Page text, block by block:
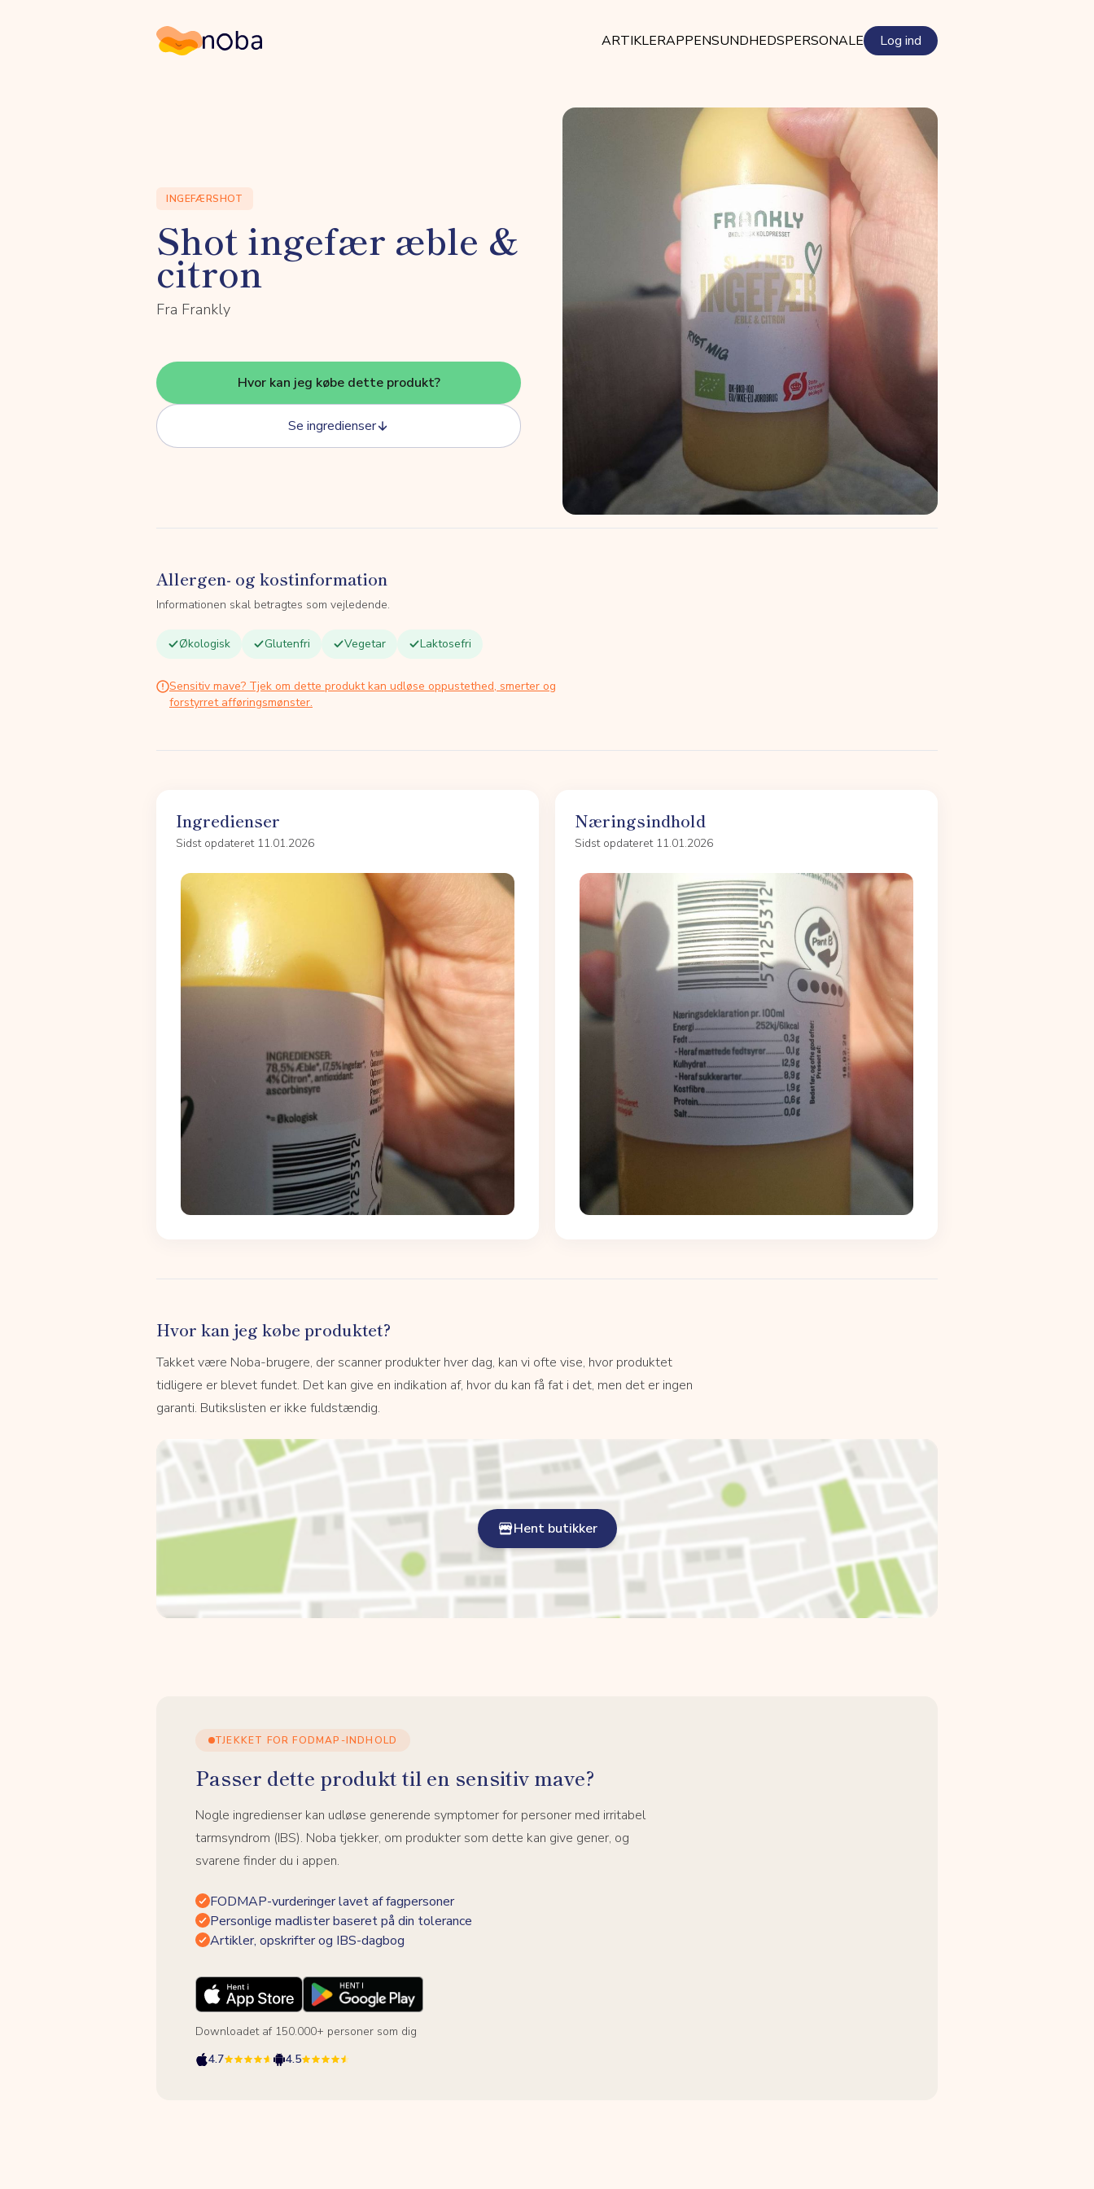
Noba ARTIKLERAPPENSUNDHEDSPERSONALE Log ind
INGEFÆRSHOT
Shot ingefær æble &
citron
Fra Frankly
Hvor kan jeg købe dette produkt?
Se ingredienser
Allergen- og kostinformation
Informationen skal betragtes som vejledende.
Økologisk Glutenfri Vegetar Laktosefri
Sensitiv mave? Tjek om dette produkt kan udløse oppustethed, smerter og
forstyrret afføringsmønster.
Ingredienser
Sidst opdateret 11.01.2026
Næringsindhold
Sidst opdateret 11.01.2026
Hvor kan jeg købe produktet?
Takket være Noba-brugere, der scanner produkter hver dag, kan vi ofte vise, hvor produktet
tidligere er blevet fundet. Det kan give en indikation af, hvor du kan få fat i det, men det er ingen
garanti. Butikslisten er ikke fuldstændig.
Hent butikker
TJEKKET FOR FODMAP-INDHOLD
Passer dette produkt til en sensitiv mave?
Nogle ingredienser kan udløse generende symptomer for personer med irritabel
tarmsyndrom (IBS). Noba tjekker, om produkter som dette kan give gener, og
svarene finder du i appen.
FODMAP-vurderinger lavet af fagpersoner
Personlige madlister baseret på din tolerance
Artikler, opskrifter og IBS-dagbog
Downloadet af 150.000+ personer som dig
4.7
4.5